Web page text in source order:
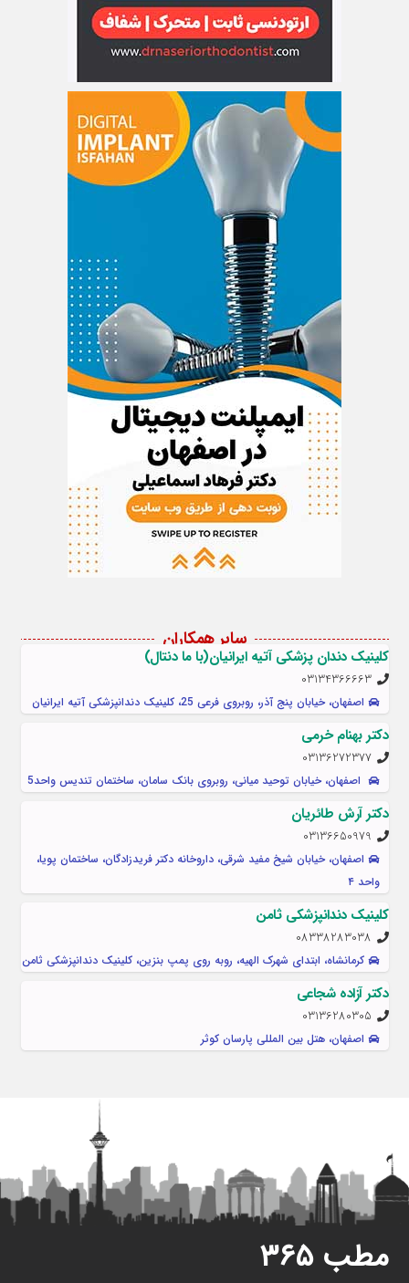
سایر همکاران
کلینیک دندان پزشکی آتیه ایرانیان(با ما دنتال)
03134366663
اصفهان، خیابان پنج آذر، روبروی فرعی 25، کلينيک دندانپزشکی آتیه ایرانیان
دکتر بهنام خرمی
03136272377
اصفهان، خیابان توحید میانی، روبروی بانک سامان، ساختمان تندیس واحد5
دکتر آرش طائریان
03136650979
اصفهان، خیابان شیخ مفید شرقی، داروخانه دکتر فریدزادگان، ساختمان پویا،
واحد ۴
کلینیک دندانپزشکی ثامن
08338283038
کرمانشاه، ابتدای شهرک الهیه، روبه روی پمپ بنزین، کلینیک دندانپزشکی ثامن
دکتر آزاده شجاعی
03136280305
اصفهان، هتل بین المللی پارسان کوثر
مطب ۳۶۵